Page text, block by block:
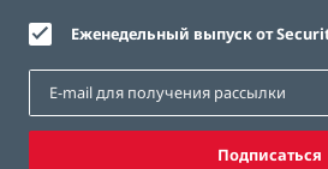
Еженедельный выпуск от
Подписаться